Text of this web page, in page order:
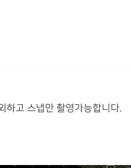
하고 스냅만 촬영가능합니다.